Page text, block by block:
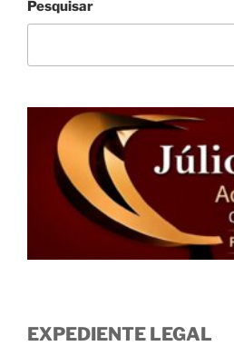
Pesquisar
EXPEDIENTE LEGAL